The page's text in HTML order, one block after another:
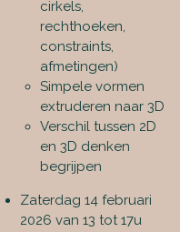
cirkels,
rechthoeken,
constraints,
afmetingen)
Simpele vormen
extruderen naar 3D
Verschil tussen 2D
en 3D denken
begrijpen
Zaterdag 14 februari
2026 van 13 tot 17u